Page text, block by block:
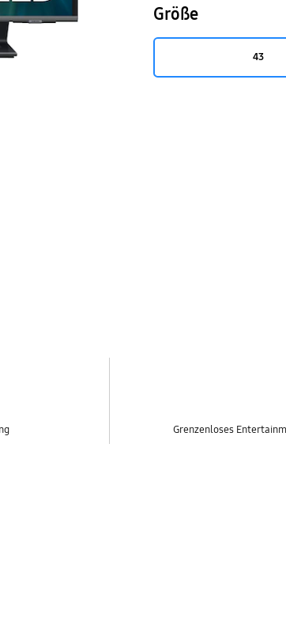
Größe
43
Grenzenloses